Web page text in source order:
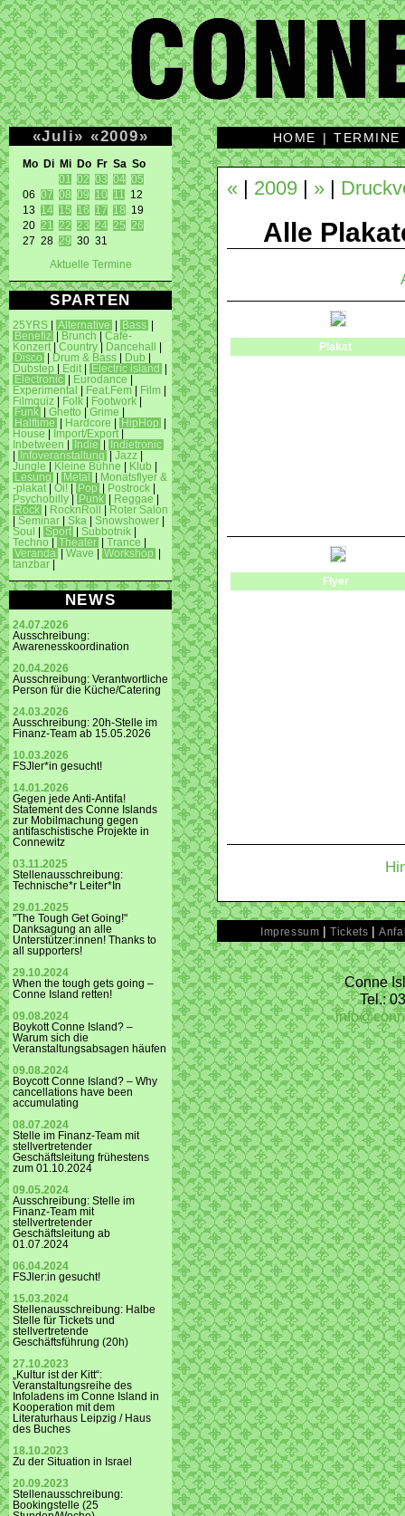
«Juli» «2009»
Mo Di Mi Do Fr Sa So
01
02 03 04 05
06 07 08 09 10 11
12
13 14 15 16 17 18 19
20 21 22 23 24 25
26
27 28 29 30 31
Aktuelle Termine
SPARTEN
25YRS Alternative Bass
Benefiz
Brunch
Café-
Konzert
Country Dancehall
Disco
Drum & Bass Dub
Dubstep
Edit Electric island
Electronic
Eurodance
Experimental
Feat.Fem Film
Filmquiz
Folk Footwork
Funk
Ghetto Grime
Halftime
Hardcore HipHop
House
Import/Export
Inbetween
Indie
Indietronic
Infoveranstaltung Jazz
Jungle
Kleine Bühne Klub
Lesung
Metal
Monatsflyer &
-plakat
Oi! Pop Postrock
Psychobilly
Punk Reggae
Rock
RocknRoll
Roter Salon
Seminar Ska Snowshower
Soul
Sport Subbotnik
Techno
Theater Trance
Veranda
Wave Workshop
tanzbar
NEWS
24.07.2026
Ausschreibung:
Awarenesskoordination
20.04.2026
Ausschreibung: Verantwortliche
Person für die Küche/Catering
24.03.2026
Ausschreibung: 20h-Stelle im
Finanz-Team ab 15.05.2026
10.03.2026
FSJler*in gesucht!
14.01.2026
Gegen jede Anti-Antifa!
Statement des Conne Islands
zur Mobilmachung gegen
antifaschistische Projekte in
Connewitz
03.11.2025
Stellenausschreibung:
Technische*r Leiter*In
29.01.2025
"The Tough Get Going!"
Danksagung an alle
Unterstützer:innen! Thanks to
all supporters!
29.10.2024
When the tough gets going –
Conne Island retten!
09.08.2024
Boykott Conne Island? –
Warum sich die
Veranstaltungsabsagen häufen
09.08.2024
Boycott Conne Island? – Why
cancellations have been
accumulating
08.07.2024
Stelle im Finanz-Team mit
stellvertretender
Geschäftsleitung frühestens
zum 01.10.2024
09.05.2024
Ausschreibung: Stelle im
Finanz-Team mit
stellvertretender
Geschäftsleitung ab
01.07.2024
06.04.2024
FSJler:in gesucht!
15.03.2024
Stellenausschreibung: Halbe
Stelle für Tickets und
stellvertretende
Geschäftsführung (20h)
27.10.2023
„Kultur ist der Kitt“:
Veranstaltungsreihe des
Infoladens im Conne Island in
Kooperation mit dem
Literaturhaus Leipzig / Haus
des Buches
18.10.2023
Zu der Situation in Israel
20.09.2023
Stellenausschreibung:
Bookingstelle (25
HOME |TERMINE
« 2009 »
Alle
Plakat
Flyer
Impressum |Tickets |
Conne
Tel.: